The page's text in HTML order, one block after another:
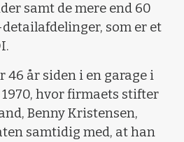
samt de mere end 60
som er et
46 år siden i en garage i
hvor firmaets stifter
Benny Kristensen,
samtidig med, at han